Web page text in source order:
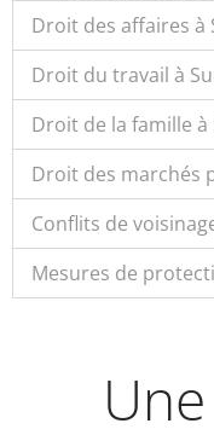
Droit des affaires à
Droit du travail à
Droit de la famille à
Droit des marchés
Conflits de
Mesures de